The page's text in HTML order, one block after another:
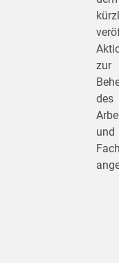
zur
des
und